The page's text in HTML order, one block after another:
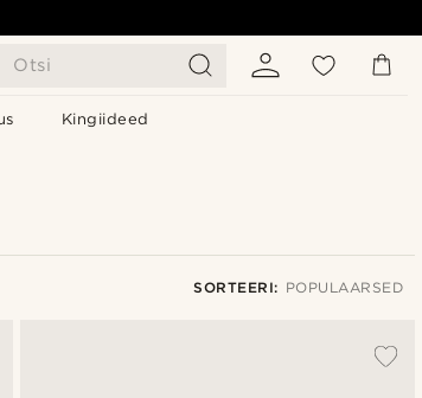
Otsi
Kingiideed
SORTEERI: POPULAARSED